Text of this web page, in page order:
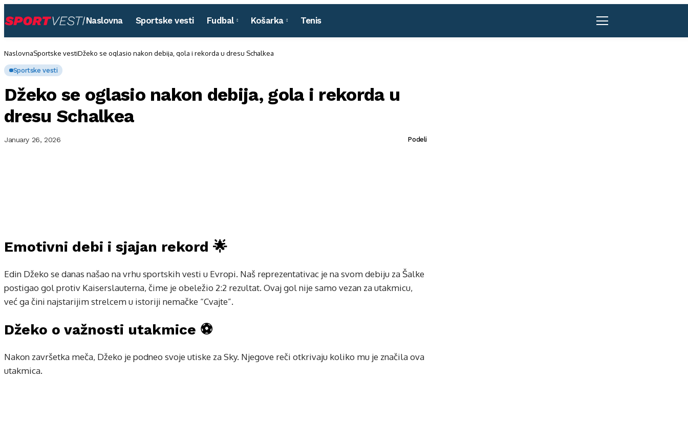
Naslovna Sportske vesti Fudbal Košarka Tenis
NaslovnaSportske vestiDžeko se oglasio nakon debija, gola i rekorda u dresu Schalkea
Sportske vesti
Džeko se oglasio nakon debija, gola i rekorda u
dresu Schalkea
January 26, 2026 Podeli
Emotivni debi i sjajan rekord 🌟
Edin Džeko se danas našao na vrhu sportskih vesti u Evropi. Naš reprezentativac je na svom debiju za Šalke
postigao gol protiv Kaiserslauterna, čime je obeležio 2:2 rezultat. Ovaj gol nije samo vezan za utakmicu,
već ga čini najstarijim strelcem u istoriji nemačke “Cvajte”.
Džeko o važnosti utakmice ⚽
Nakon završetka meča, Džeko je podneo svoje utiske za Sky. Njegove reči otkrivaju koliko mu je značila ova
utakmica.